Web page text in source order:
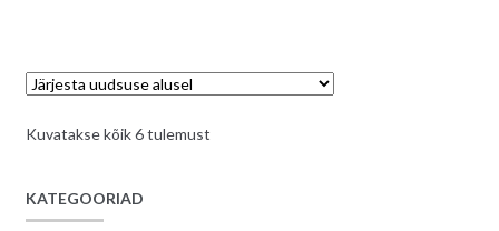
Kuvatakse kõik 6 tulemustSorditud
KATEGOORIAD